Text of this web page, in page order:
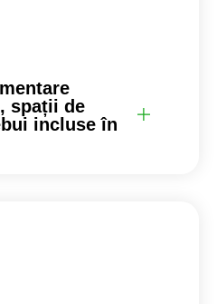
spații de
incluse în